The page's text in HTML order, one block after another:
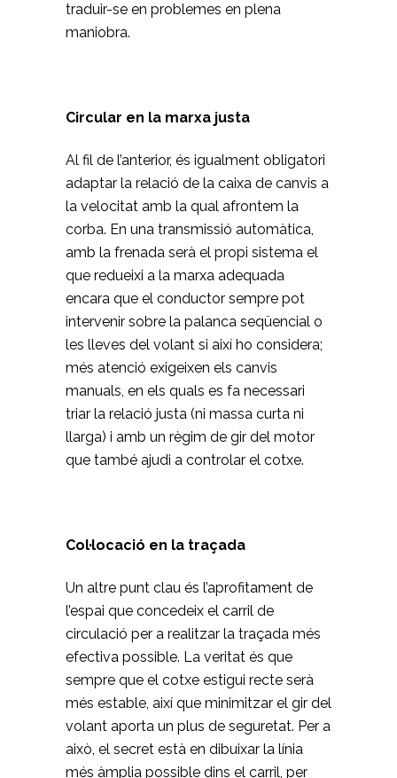
traduir-se en problemes en plena
maniobra.
Circular en la marxa justa
Al fil de l’anterior, és igualment obligatori
adaptar la relació de la caixa de canvis a
la velocitat amb la qual afrontem la
corba. En una transmissió automàtica,
amb la frenada serà el propi sistema el
que redueixi a la marxa adequada
encara que el conductor sempre pot
intervenir sobre la palanca seqüencial o
les lleves del volant si així ho considera;
més atenció exigeixen els canvis
manuals, en els quals es fa necessari
triar la relació justa (ni massa curta ni
llarga) i amb un règim de gir del motor
que també ajudi a controlar el cotxe.
Col·locació en la traçada
Un altre punt clau és l’aprofitament de
l’espai que concedeix el carril de
circulació per a realitzar la traçada més
efectiva possible. La veritat és que
sempre que el cotxe estigui recte serà
més estable, així que minimitzar el gir del
volant aporta un plus de seguretat. Per a
això, el secret està en dibuixar la línia
més àmplia possible dins el carril, per